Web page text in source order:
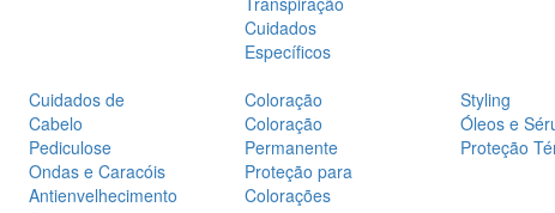
Cuidados
Específicos
Cuidados de
Cabelo
Pediculose
Ondas e Caracóis
Antienvelhecimento
Coloração
Coloração
Permanente
Proteção para
Colorações
Styling
Óleos e
Proteção